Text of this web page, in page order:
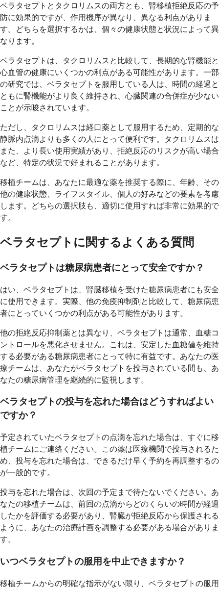
ベラタセプトとタクロリムスの両方とも、腎移植拒絶反応の予
防に効果的ですが、作用機序が異なり、異なる利点がありま
す。どちらを選択するかは、個々の健康状態と状況によって異
なります。
ベラタセプトは、タクロリムスと比較して、長期的な腎機能と
心血管の健康にいくつかの利点がある可能性があります。一部
の研究では、ベラタセプトを服用している人は、時間の経過と
ともに腎機能がより良く維持され、心臓関連の合併症が少ない
ことが示唆されています。
ただし、タクロリムスは経口薬として服用するため、定期的な
静脈内点滴よりも多くの人にとって便利です。タクロリムスは
また、より長い使用実績があり、拒絶反応のリスクが高い場合
など、特定の状況で好まれることがあります。
移植チームは、あなたに最適な薬を推奨する際に、年齢、その
他の健康状態、ライフスタイル、個人の好みなどの要素を考慮
します。どちらの選択肢も、適切に使用すれば非常に効果的で
す。
ベラタセプトに関するよくある質問
ベラタセプトは糖尿病患者にとって安全ですか？
はい、ベラタセプトは、腎臓移植を受けた糖尿病患者にも安全
に使用できます。実際、他の免疫抑制剤と比較して、糖尿病患
者にとっていくつかの利点がある可能性があります。
他の拒絶反応抑制薬とは異なり、ベラタセプトは通常、血糖コ
ントロールを悪化させません。これは、安定した血糖値を維持
する必要がある糖尿病患者にとって特に有益です。あなたの医
療チームは、あなたがベラタセプトを投与されている間も、あ
なたの糖尿病管理を継続的に監視します。
ベラタセプトの投与を忘れた場合はどうすればよい
ですか？
予定されていたベラタセプトの点滴を忘れた場合は、すぐに移
植チームにご連絡ください。この薬は医療機関で投与されるた
め、投与を忘れた場合は、できるだけ早く予約を再調整するの
が一般的です。
投与を忘れた場合は、次回の予定まで待たないでください。あ
なたの移植チームは、前回の点滴からどのくらいの時間が経過
したかを評価する必要があり、腎臓が拒絶反応から保護される
ように、あなたの治療計画を調整する必要がある場合がありま
す。
いつベラタセプトの服用を中止できますか？
移植チームからの明確な指示がない限り、ベラタセプトの服用